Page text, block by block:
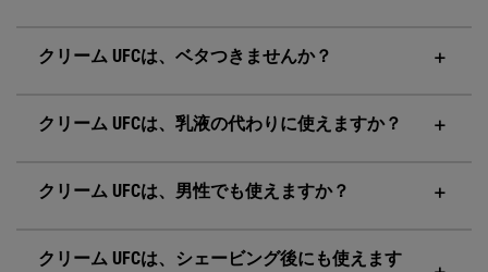
クリーム UFCは、ベタつきませんか？
クリーム UFCは、乳液の代わりに使えますか？
クリーム UFCは、男性でも使えますか？
クリーム UFCは、シェービング後にも使えます